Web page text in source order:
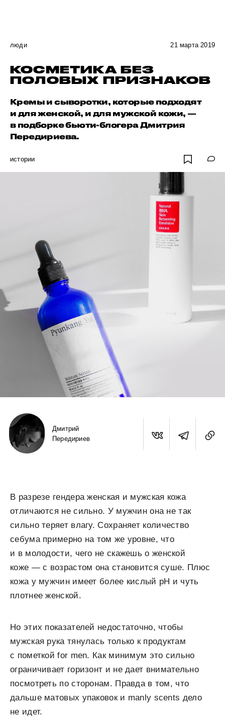
люди 21 марта 2019
КОСМЕТИКА БЕЗ
ПОЛОВЫХ ПРИЗНАКОВ
Кремы и сыворотки, которые подходят
и для женской, и для мужской кожи, —
в подборке бьюти-блогера Дмитрия
Передириева.
истории
Дмитрий
Передириев
В разрезе гендера женская и мужская кожа
отличаются не сильно. У мужчин она не так
сильно теряет влагу. Сохраняет количество
себума примерно на том же уровне, что
и в молодости, чего не скажешь о женской
коже — с возрастом она становится суше. Плюс
кожа у мужчин имеет более кислый pH и чуть
плотнее женской.
Но этих показателей недостаточно, чтобы
мужская рука тянулась только к продуктам
с пометкой for men. Как минимум это сильно
ограничивает горизонт и не дает внимательно
посмотреть по сторонам. Правда в том, что
дальше матовых упаковок и manly scents дело
не идет.